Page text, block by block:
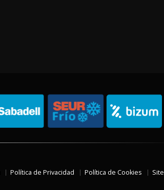
Política de Privacidad Política de Cookies